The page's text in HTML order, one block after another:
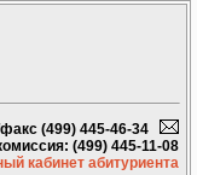
(499) 445-46-34
(499) 445-11-08
кабинет абитуриента